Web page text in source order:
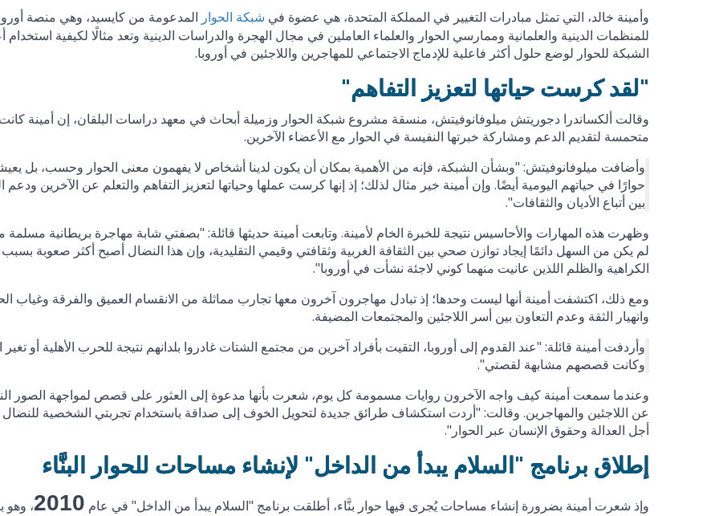
وأمينة خالد، التي تمثل مبادرات التغيير في المملكة المتحدة، هي عضوة في شبكة الحوار المدعومة من كايسيد، وهي منصة
للمنظمات الدينية والعلمانية وممارسي الحوار والعلماء العاملين في مجال الهجرة والدراسات الدينية وتعد مثالًا لكيفية استخدام
الشبكة للحوار لوضع حلول أكثر فاعلية للإدماج الاجتماعي للمهاجرين واللاجئين في أوروبا.
"لقد كرست حياتها لتعزيز التفاهم"
وقالت ألكساندرا دجوريتش ميلوفانوفيتش، منسقة مشروع شبكة الحوار وزميلة أبحاث في معهد دراسات البلقان، إن أمينة كانت
متحمسة لتقديم الدعم ومشاركة خبرتها النفيسة في الحوار مع الأعضاء الآخرين.
وأضافت ميلوفانوفيتش: "وبشأن الشبكة، فإنه من الأهمية بمكان أن يكون لدينا أشخاص لا يفهمون معنى الحوار وحسب، بل
حوارًا في حياتهم اليومية أيضًا. وإن أمينة خير مثال لذلك؛ إذ إنها كرست عملها وحياتها لتعزيز التفاهم والتعلم عن الآخرين ودعم
بين أتباع الأديان والثقافات".
وظهرت هذه المهارات والأحاسيس نتيجة للخبرة الخام لأمينة. وتابعت أمينة حديثها قائلة: "بصفتي شابة مهاجرة بريطانية مسلمة
لم يكن من السهل دائمًا إيجاد توازن صحي بين الثقافة الغربية وثقافتي وقيمي التقليدية، وإن هذا النضال أصبح أكثر صعوبة بسبب
الكراهية والظلم اللذين عانيت منهما كوني لاجئة نشأت في أوروبا".
ومع ذلك، اكتشفت أمينة أنها ليست وحدها؛ إذ تبادل مهاجرون آخرون معها تجارب مماثلة من الانقسام العميق والفرقة وغياب
وانهيار الثقة وعدم التعاون بين أسر اللاجئين والمجتمعات المضيفة.
وأردفت أمينة قائلة: "عند القدوم إلى أوروبا، التقيت بأفراد آخرين من مجتمع الشتات غادروا بلدانهم نتيجة للحرب الأهلية أو تغير
وكانت قصصهم مشابهة لقصتي".
وعندما سمعت أمينة كيف واجه الآخرون روايات مسمومة كل يوم، شعرت بأنها مدعوة إلى العثور على قصص لمواجهة الصور
عن اللاجئين والمهاجرين. وقالت: "أردت استكشاف طرائق جديدة لتحويل الخوف إلى صداقة باستخدام تجربتي الشخصية
أجل العدالة وحقوق الإنسان عبر الحوار".
إطلاق برنامج "السلام يبدأ من الداخل" لإنشاء مساحات للحوار البنَّاء
وإذ شعرت أمينة بضرورة إنشاء مساحات يُجرى فيها حوار بنَّاء، أطلقت برنامج "السلام يبدأ من الداخل" في عام 2010، وهو